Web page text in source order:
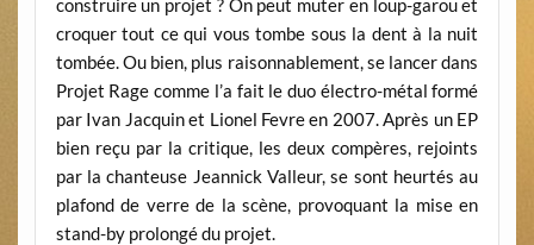
construire un projet ? On peut muter en loup-garou et
croquer tout ce qui vous tombe sous la dent à la nuit
tombée. Ou bien, plus raisonnablement, se lancer dans
Projet Rage comme l’a fait le duo électro-métal formé
par Ivan Jacquin et Lionel Fevre en 2007. Après un EP
bien reçu par la critique, les deux compères, rejoints
par la chanteuse Jeannick Valleur, se sont heurtés au
plafond de verre de la scène, provoquant la mise en
stand-by prolongé du projet.